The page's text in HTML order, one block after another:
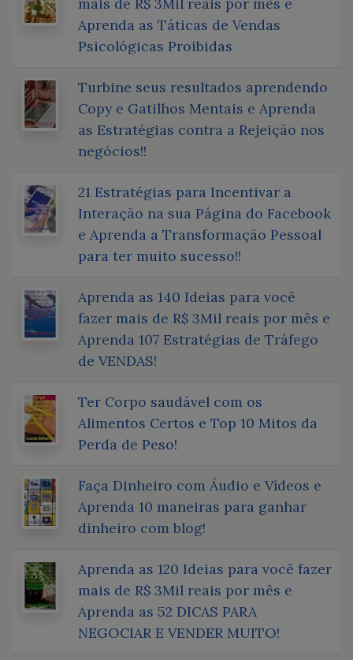
Aprenda as Táticas de Vendas
Psicológicas Proibidas
Turbine seus resultados aprendendo
Copy e Gatilhos Mentais e Aprenda
as Estratégias contra a Rejeição nos
negócios!!
21 Estratégias para Incentivar a
Interação na sua Página do Facebook
e Aprenda a Transformação Pessoal
para ter muito sucesso!!
Aprenda as 140 Ideias para você
fazer mais de R$ 3Mil reais por mês e
Aprenda 107 Estratégias de Tráfego
de VENDAS!
Ter Corpo saudável com os
Alimentos Certos e Top 10 Mitos da
Perda de Peso!
Faça Dinheiro com Áudio e Vídeos e
Aprenda 10 maneiras para ganhar
dinheiro com blog!
Aprenda as 120 Ideias para você fazer
mais de R$ 3Mil reais por mês e
Aprenda as 52 DICAS PARA
NEGOCIAR E VENDER MUITO!